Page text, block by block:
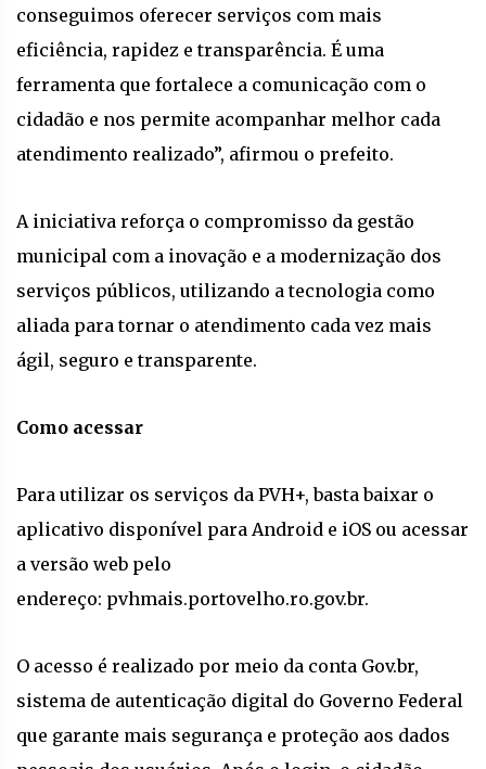
conseguimos oferecer serviços com mais
eficiência, rapidez e transparência. É uma
ferramenta que fortalece a comunicação com o
cidadão e nos permite acompanhar melhor cada
atendimento realizado”, afirmou o prefeito.
A iniciativa reforça o compromisso da gestão
municipal com a inovação e a modernização dos
serviços públicos, utilizando a tecnologia como
aliada para tornar o atendimento cada vez mais
ágil, seguro e transparente.
Como acessar
Para utilizar os serviços da PVH+, basta baixar o
aplicativo disponível para Android e iOS ou acessar
a versão web pelo
endereço: pvhmais.portovelho.ro.gov.br.
O acesso é realizado por meio da conta Gov.br,
sistema de autenticação digital do Governo Federal
que garante mais segurança e proteção aos dados